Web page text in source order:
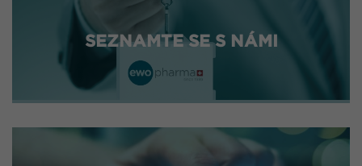
SEZNAMTE SE S NÁMI